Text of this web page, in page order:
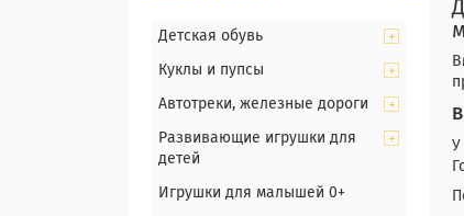
У
Детская обувь
Куклы и пупсы
Автотреки, железные дороги
Развивающие игрушки для
детей
Игрушки для малышей 0+